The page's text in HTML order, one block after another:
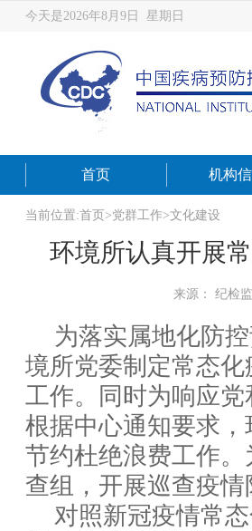
今天是2026年8月9日 星期日
首页 机构
当前位置:首页 >党群工作>文化建设
环境所认真开展
来源： 纪检
为落实属地化防
境所党委制定常态
工作。同时为响应
根据中心通知要求
节约杜绝浪费工作
查组，开展巡查疫
对照新冠疫情常